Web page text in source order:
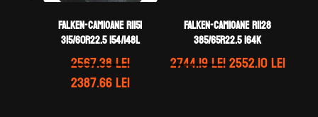
FALKEN-CAMIOANE RI151
315/60R22.5 154/148L
2567.38lei
Prețul
2387.66leiPrețul
FALKEN-CAMIOANE RI128
385/65R22.5 164K
2744.19leiPrețul
2552.10lei